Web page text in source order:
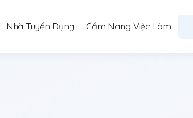
Nhà Tuyển Dụng Cẩm Nang Việc Làm